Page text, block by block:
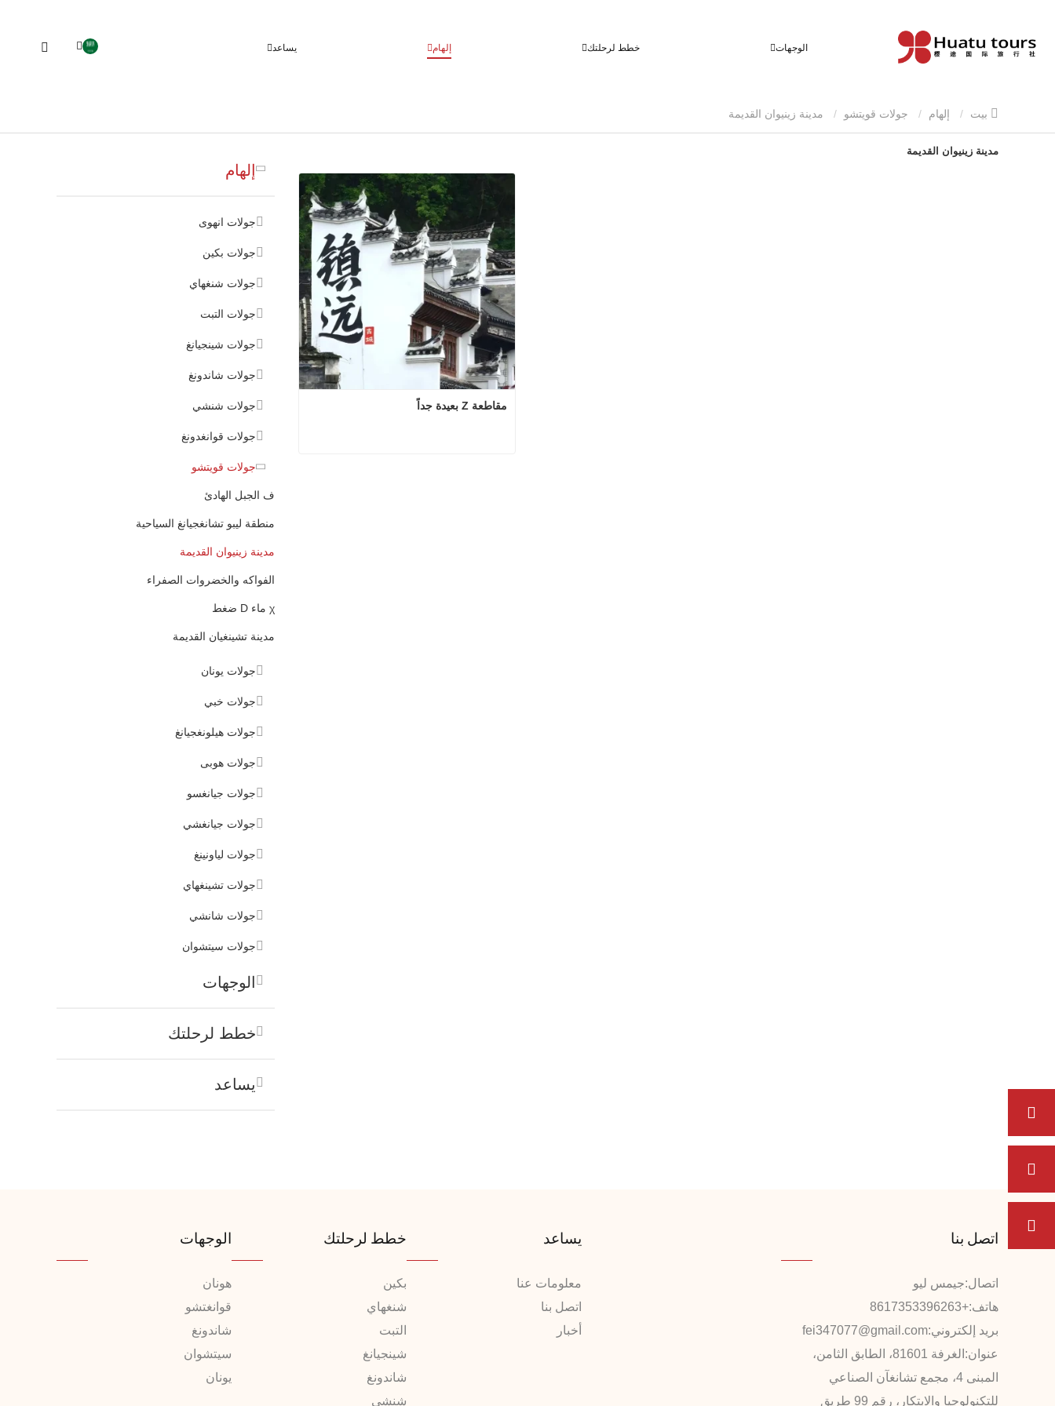
الوجهات خطط لرحلتك إلهام يساعد
إلهام جولات قويتشو
إلهام
جولات انهوى
جولات بكين
جولات شنغهاي
جولات التبت
جولات شينجيانغ
جولات شاندونغ
جولات شنشي
جولات قوانغدونغ
جولات قويتشو
ف الجبل الهادئ
منطقة ليبو تشانغجيانغ السياحية
مدينة زينيوان القديمة
الفواكه والخضروات الصفراء
χ ماء D ضغط
مدينة تشينغيان القديمة
جولات يونان
جولات خبي
جولات هيلونغجيانغ
جولات هوبى
جولات جيانغسو
جولات جيانغشي
جولات لياونينغ
جولات تشينغهاي
جولات شانشي
جولات سيتشوان
الوجهات
خطط لرحلتك
يساعد
مدينة زينيوان القديمة
مقاطعة Z بعيدة جداً
الوجهات
هونان
قوانغتشو
شاندونغ
سيتشوان
يونان
خطط لرحلتك
بكين
شنغهاي
التبت
شينجيانغ
شاندونغ
شنشي
يساعد
معلومات عنا
اتصل بنا
أخبار
اتصل بنا
اتصال:جيمس ليو
هاتف:+8617353396263
بريد إلكتروني:fei347077@gmail.com
عنوان:
الغرفة 81601، الطابق الثامن،
المبنى 4، مجمع تشانغآن الصناعي
للتكنولوجيا والابتكار، رقم 99 طريق